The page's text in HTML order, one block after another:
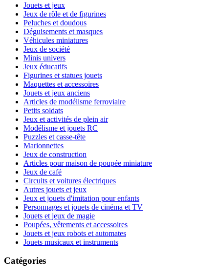
Jouets et jeux
Jeux de rôle et de figurines
Peluches et doudous
Déguisements et masques
Véhicules miniatures
Jeux de société
Minis univers
Jeux éducatifs
Figurines et statues jouets
Maquettes et accessoires
Jouets et jeux anciens
Articles de modélisme ferroviaire
Petits soldats
Jeux et activités de plein air
Modélisme et jouets RC
Puzzles et casse-tête
Marionnettes
Jeux de construction
Articles pour maison de poupée miniature
Jeux de café
Circuits et voitures électriques
Autres jouets et jeux
Jeux et jouets d'imitation pour enfants
Personnages et jouets de cinéma et TV
Jouets et jeux de magie
Poupées, vêtements et accessoires
Jouets et jeux robots et automates
Jouets musicaux et instruments
Catégories